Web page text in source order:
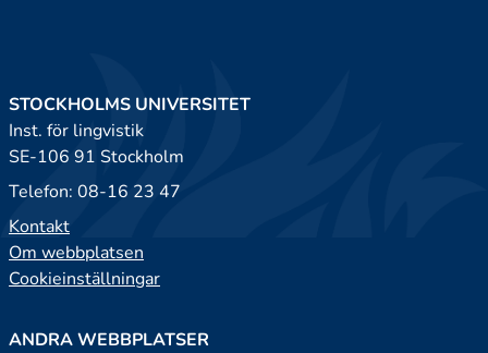
STOCKHOLMS UNIVERSITET
Inst. för lingvistik
SE-106 91 Stockholm
Telefon: 08-16 23 47
Kontakt
Om webbplatsen
Cookieinställningar
ANDRA WEBBPLATSER